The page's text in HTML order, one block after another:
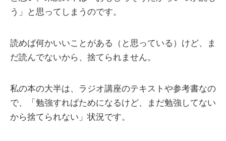
う」と思ってしまうのです。
読めば何かいいことがある（と思っている）けど、ま
だ読んでないから、捨てられません。
私の本の大半は、ラジオ講座のテキストや参考書なの
で、「勉強すればためになるけど、まだ勉強してない
から捨てられない」状況です。